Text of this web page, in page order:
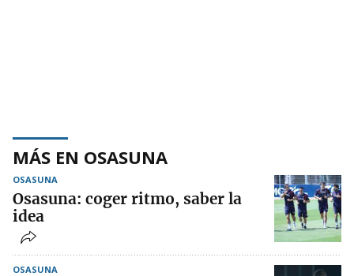
MÁS EN OSASUNA
OSASUNA
Osasuna: coger ritmo, saber la
idea
OSASUNA